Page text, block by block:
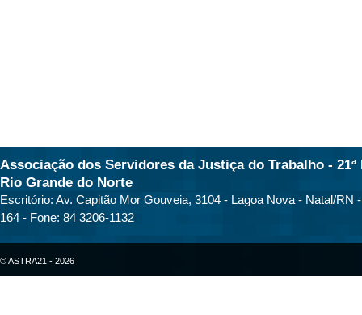
Associação dos Servidores da Justiça do Trabalho - 21ª
Rio Grande do Norte
Escritório: Av. Capitão Mor Gouveia, 3104 - Lagoa Nova - Natal/RN
164 - Fone: 84 3206-1132
© ASTRA21 - 2026